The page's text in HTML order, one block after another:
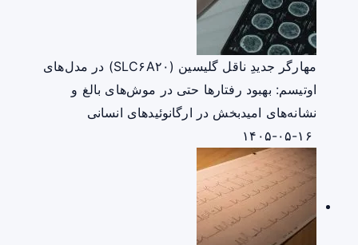
مهارگر جدیدِ ناقل گلیسین (SLC۶A۲۰) در مدل‌های
اوتیسم: بهبود رفتارها حتی در موش‌های بالغ و
نشانه‌های امیدبخش در ارگانوئیدهای انسانی